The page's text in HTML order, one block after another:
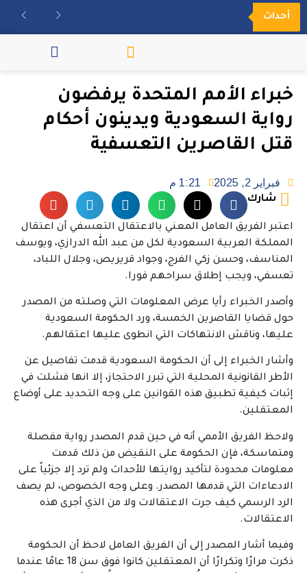
أحداث
خبراء الأمم المتحدة يرفضون
رواية السعودية ويدينون أحكام
قتل القاصرين التعسفية
فبراير 2, 2025 1:21 م
شارك
اعتبر الفريق العامل المعني بالاعتقال التعسفي أن اعتقال
المملكة العربية السعودية لكل من عبد الله الدرازي، ويوسف
المناسف، وحسن زكي الفرج، وجواد قريريص، وجلال اللباد،
تعسفي، ويجب إطلاق سراحهم فورا.
وأصدر الخبراء رأيا عرض المعلومات التي وصلته من المصدر
حول قضايا القاصرين الخمسة، ورد الحكومة السعودية
عليها، وناقش الانتهاكات التي انطوى عليها اعتقالهم.
وأشار الخبراء إلى أن الحكومة السعودية قدمت تفاصيل عن
الأطر القانونية المحلية التي تبرر الاحتجاز، إلا انها فشلت في
إثبات كيفية تطبيق هذه القوانين على وجه التحديد على أوضاع
المعتقلين.
ولاحظ الفريق الأممي أنه في حين قدم المصدر رواية مفصلة
ومتماسكة، فإن الحكومة على النقيض من ذلك قدمت
معلومات محدودة لتأكيد روايتها للأحداث ولم ترد إلا جزئياً على
الادعاءات التي قدمها المصدر. وعلى وجه الخصوص، لم يصف
الرد الرسمي كيف جرت الاعتقالات ولا من الذي أجرى هذه
الاعتقالات.
وفيما أشار المصدر إلى أن الفريق العامل لاحظ أن الحكومة
ذكرت مرارًا وتكرارًا أن المعتقلين كانوا فوق سن 18 عامًا عندما